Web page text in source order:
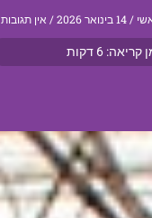
14 בינואר 2026 אין תגובות
קריאה: 6 דקות